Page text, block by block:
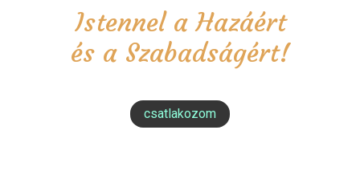
Istennel a Hazáért
és a Szabadságért!
csatlakozom